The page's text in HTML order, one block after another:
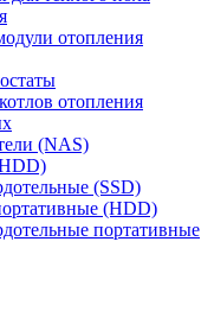
отопления
отопления
(NAS)
(SSD)
(HDD)
портативные